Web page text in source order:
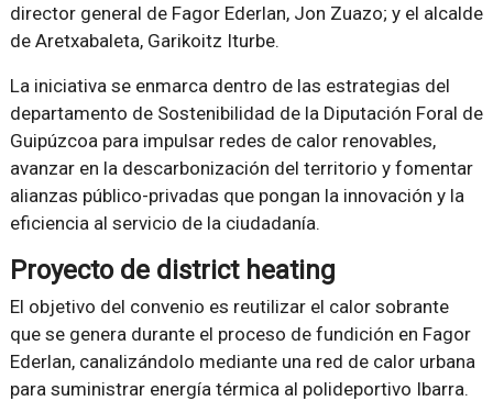
director general de Fagor Ederlan, Jon Zuazo; y el alcalde
de Aretxabaleta, Garikoitz Iturbe.
La iniciativa se enmarca dentro de las estrategias del
departamento de Sostenibilidad de la Diputación Foral de
Guipúzcoa para impulsar redes de calor renovables,
avanzar en la descarbonización del territorio y fomentar
alianzas público-privadas que pongan la innovación y la
eficiencia al servicio de la ciudadanía.
Proyecto de district heating
El objetivo del convenio es reutilizar el calor sobrante
que se genera durante el proceso de fundición en Fagor
Ederlan, canalizándolo mediante una red de calor urbana
para suministrar energía térmica al polideportivo Ibarra.